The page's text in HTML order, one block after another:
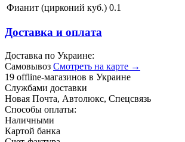
Фианит (цирконий куб.) 0.1
Доставка и оплата
Доставка по Украине:
Самовывоз Смотреть на карте →
19 offline-магазинов в Украине
Службами доставки
Новая Почта, Автолюкс, Спецсвязь
Способы оплаты:
Наличными
Картой банка